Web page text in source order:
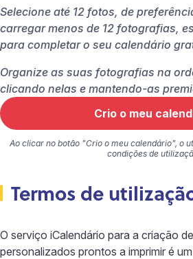
Selecione até 12 fotos, de
carregar menos de 12 fotografias,
para completar o seu calendário
Organize as suas fotografias na
clicando nelas e mantendo-as
Ao clicar no botão "Crio o meu calendário", o
condições de
Termos de
O serviço iCalendário para a criação
personalizados prontos a imprimir é